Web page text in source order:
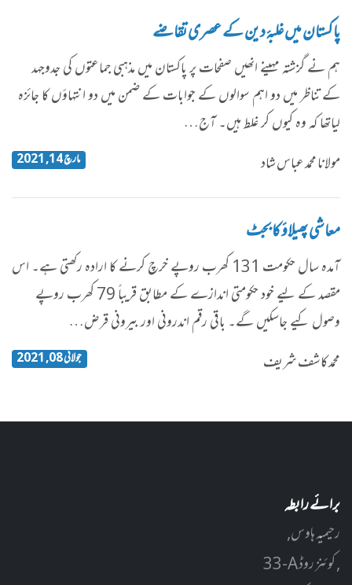
پاکستان میں غلبۂ دین کے عصری تقاضے
ہم نے گزشتہ مہینے انھیں صفحات پر پاکستان میں مذہبی جماعتوں کی جدوجہد
کے تناظر میں دو اہم سوالوں کے جوابات کے ضمن میں دو انتہاؤں کا جائزہ
لیاتھا کہ وہ کیوں کر غلط ہیں۔ آج…
مولانا محمد عباس شاد
مارچ 14, 2021
معاشی پھیلاؤ کا بجٹ
آمدہ سال حکومت 131 کھرب روپے خرچ کرنے کا ارادہ رکھتی ہے۔ اس
مقصد کے لیے خود حکومتی اندازے کے مطابق قریباً 79 کھرب روپے
وصول کیے جاسکیں گے۔ باقی رقم اندرونی اور بیرونی قرض…
محمد کاشف شریف
جولائی 08, 2021
برائے رابطہ
رحیمیہ ہاوس,
33-A کوئنز روڈ ,